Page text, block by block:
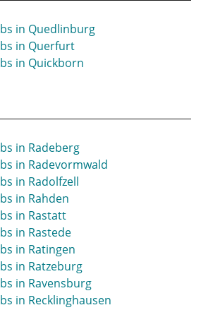
in Quedlinburg
in Querfurt
in Quickborn
in Radeberg
in Radevormwald
in Radolfzell
in Rahden
in Rastatt
in Rastede
in Ratingen
in Ratzeburg
in Ravensburg
in Recklinghausen